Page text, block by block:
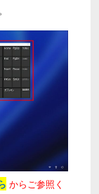
からご参照く